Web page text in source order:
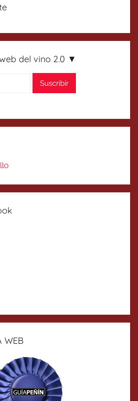
del vino 2.0 ▼
WEB